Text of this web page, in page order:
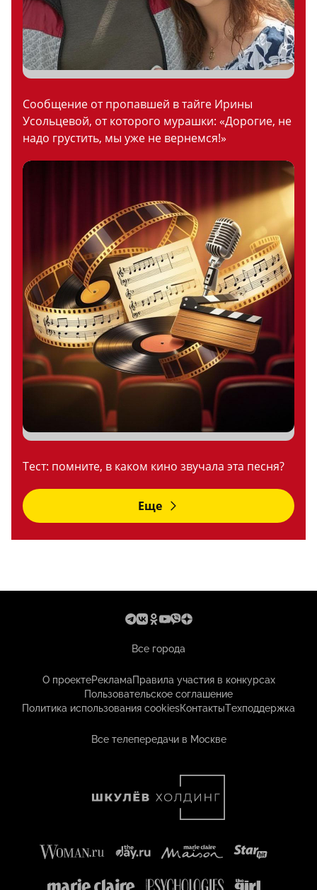
Сообщение от пропавшей в тайге Ирины
Усольцевой, от которого мурашки: «Дорогие, не
надо грустить, мы уже не вернемся!»
Тест: помните, в каком кино звучала эта песня?
Еще
Все города
О проектеРекламаПравила участия в конкурсах
Пользовательское соглашение
Политика использования cookiesКонтактыТехподдержка
Все телепередачи в Москве